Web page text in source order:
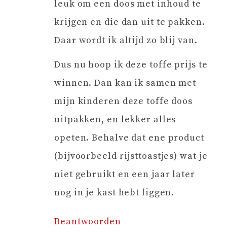
leuk om een doos met inhoud te
krijgen en die dan uit te pakken.
Daar wordt ik altijd zo blij van.
Dus nu hoop ik deze toffe prijs te
winnen. Dan kan ik samen met
mijn kinderen deze toffe doos
uitpakken, en lekker alles
opeten. Behalve dat ene product
(bijvoorbeeld rijsttoastjes) wat je
niet gebruikt en een jaar later
nog in je kast hebt liggen.
Beantwoorden